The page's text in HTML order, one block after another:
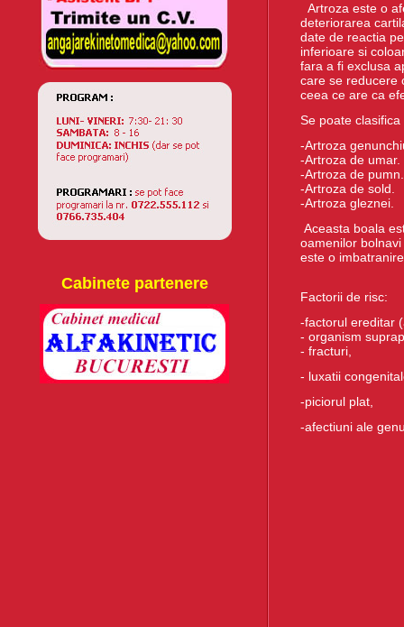
Cabinete partenere
Artroza este o
deteriorarea
date de reactia
inferioare si
fara a fi exclusa
care se reducere
ceea ce are ca
Se poate clasifica
-Artroza
-Artroza de umar.
-Artroza de pumn.
-Artroza de sold.
-Artroza gleznei.
Aceasta boala
oamenilor
este o
Factorii de risc:
-factorul ereditar
- organism
- fracturi,
- luxatii
-piciorul plat,
-afectiuni ale